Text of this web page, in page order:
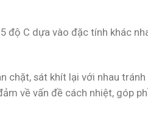
độ C dựa vào đặc tính khác
chặt, sát khít lại với nhau
về vấn đề cách nhiệt, góp